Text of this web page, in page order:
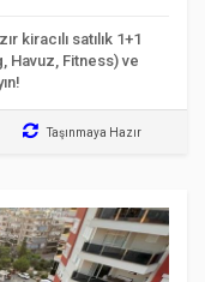
kiracılı satılık 1+1
Havuz, Fitness) ve
Taşınmaya Hazır